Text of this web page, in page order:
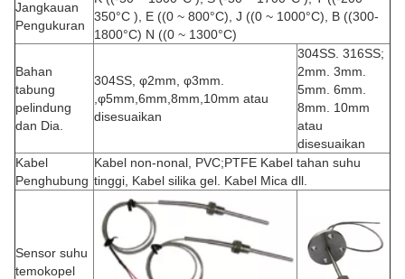
Jangkauan
Pengukuran
350°C ), E ((0 ~ 800°C), J ((0 ~ 1000°C), B ((300-
1800°C) N ((0 ~ 1300°C)
Bahan
tabung
pelindung
dan Dia.
304SS, φ2mm, φ3mm.
,φ5mm,6mm,8mm,10mm atau
disesuaikan
304SS. 316SS;
2mm. 3mm.
5mm. 6mm.
8mm. 10mm
atau
disesuaikan
Kabel
Penghubung
Kabel non-nonal, PVC;PTFE Kabel tahan suhu
tinggi, Kabel silika gel. Kabel Mica dll.
Sensor suhu
temokopel